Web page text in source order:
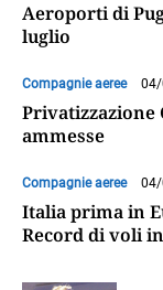
Aeroporti di
luglio
Compagnie aeree 04/
Privatizzazione
ammesse
Compagnie aeree
Italia prima in
Record di voli